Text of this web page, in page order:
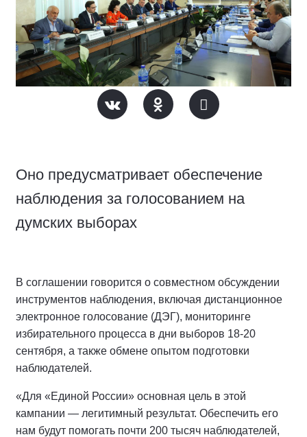
Оно предусматривает обеспечение
наблюдения за голосованием на
думских выборах
В соглашении говорится о совместном обсуждении
инструментов наблюдения, включая дистанционное
электронное голосование (ДЭГ), мониторинге
избирательного процесса в дни выборов 18-20
сентября, а также обмене опытом подготовки
наблюдателей.
«Для «Единой России» основная цель в этой
кампании — легитимный результат. Обеспечить его
нам будут помогать почти 200 тысяч наблюдателей,